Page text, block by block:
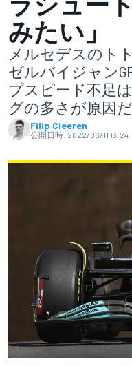
みたい」
メルセデスのト
ゼルバイジャン
プスピード不足
グの多さが原因
Filip Cleeren
公開日時: 2022/06/11 13:24